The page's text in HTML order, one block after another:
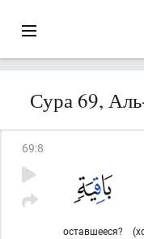
Сура 69,
69:8
оставшееся?